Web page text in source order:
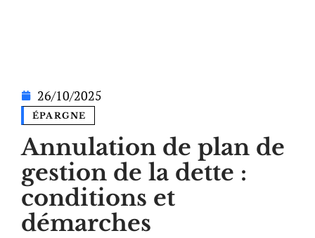
26/10/2025
ÉPARGNE
Annulation de plan de
gestion de la dette :
conditions et
démarches